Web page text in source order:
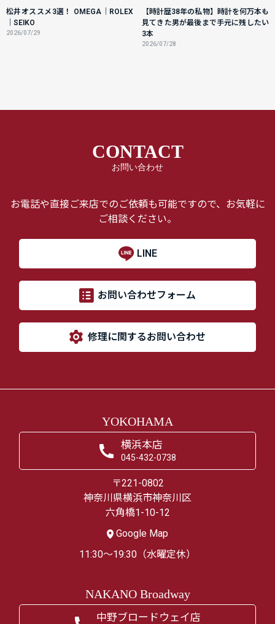
松井オススメ3選！ OMEGA｜ROLEX
｜SEIKO
2026/07/29
【時計歴38年の私物】時計を何万本も
見てきた男が最後まで手元に残したい
3本
2026/07/28
CONTACT
お問い合わせ
お電話や直接ご来店でのご依頼も可能ですので、お気軽に
ご相談ください。
LINE
お問い合わせフォーム
修理に関するお問い合わせ
YOKOHAMA
横浜本店
045-432-0738
〒221-0802
神奈川県横浜市神奈川区
六角橋1-10-12
Google Map
11:30～19:30（水曜定休）
NAKANO Broadway
中野ブロードウェイ店